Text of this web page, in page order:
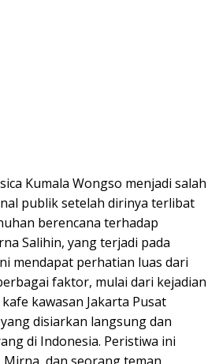
Kumala Wongso menjadi salah
publik setelah dirinya terlibat
berencana terhadap
Salihin, yang terjadi pada
mendapat perhatian luas dari
faktor, mulai dari kejadian
kawasan Jakarta Pusat
disiarkan langsung dan
di Indonesia. Peristiwa ini